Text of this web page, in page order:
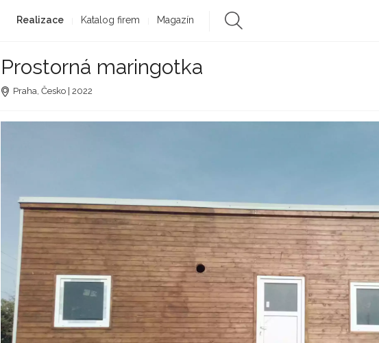
Realizace Katalog firem Magazín
Prostorná maringotka
Praha, Česko | 2022